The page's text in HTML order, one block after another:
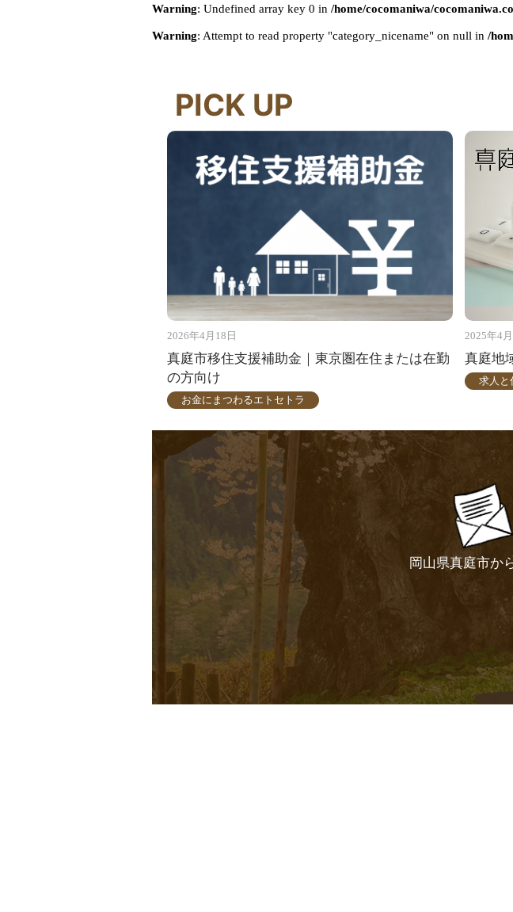
Warning: Undefined array key 0 in /home/cocomaniwa/
Warning: Attempt to read property "category_nicename" on null in /
PICK UP
2026年4月18日
真庭市移住支援補助金｜東京圏在住または在勤
の方向け
お金にまつわるエトセトラ
2025年4
真庭地
求人と
岡山県真庭市か